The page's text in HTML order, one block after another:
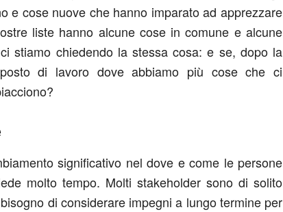
e cose nuove che hanno imparato ad apprezzare
liste hanno alcune cose in comune e alcune
stiamo chiedendo la stessa cosa: e se, dopo la
di lavoro dove abbiamo più cose che ci
significativo nel dove e come le persone
molto tempo. Molti stakeholder sono di solito
di considerare impegni a lungo termine per